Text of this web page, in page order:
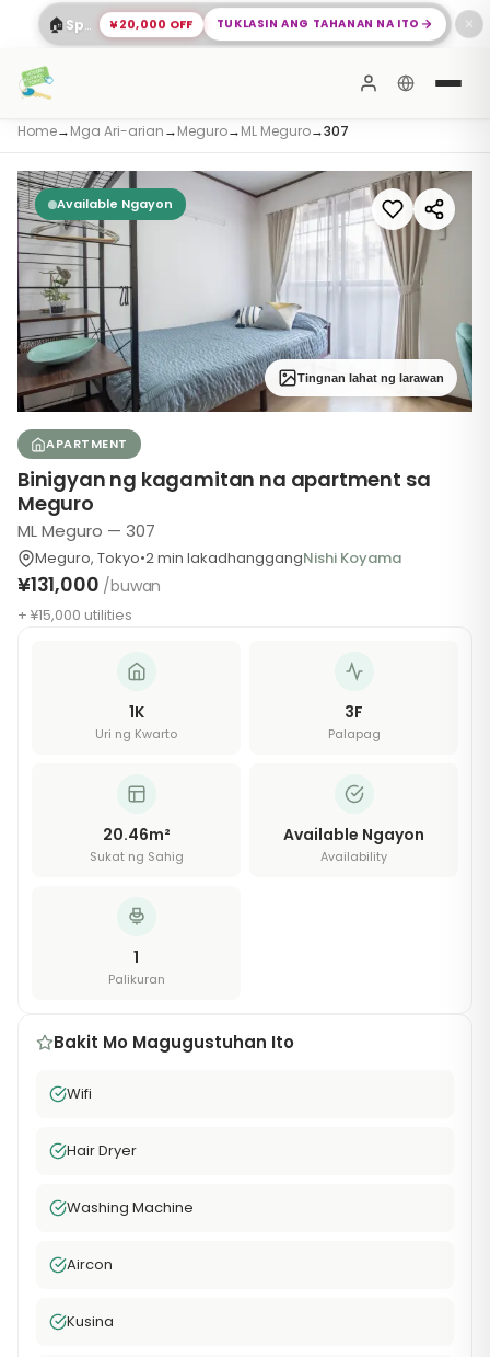
🏠 Spacious 2-Bed Apartment sa Shinagawa ¥20,000 OFF TUKLASIN ANG TAHANAN NA ITO ✕
Home→Mga Ari-arian→Meguro→ML Meguro→307
Available Ngayon
Tingnan lahat ng larawan
APARTMENT
Binigyan ng kagamitan na apartment sa
Meguro
ML Meguro — 307
Meguro, Tokyo•2min lakadhanggangNishi Koyama
¥131,000 /buwan
+ ¥15,000 utilities
1K
Uri ng Kwarto
3F
Palapag
20.46m²
Sukat ng Sahig
Available Ngayon
Availability
1
Palikuran
Bakit Mo Magugustuhan Ito
Wifi
Hair Dryer
Washing Machine
Aircon
Kusina